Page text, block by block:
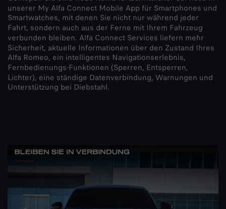
unserer My Alfa Connect Mobile App für Smartphones und
Smartwatches, mit denen Sie nicht nur während jeder
Fahrt, sondern auch aus der Ferne mit Ihrem Fahrzeug
verbunden bleiben. Alfa Connect Services liefern mehr
Sicherheit, aktuelle Informationen über den Zustand Ihres
Alfa Romeo, ein intelligentes Navigationserlebnis,
Fernbedienungs-Funktionen (Sperren, Entsperren,
Lichter), eine ständige Datenverbindung, Warnungen und
Unterstützung bei Diebstahl.